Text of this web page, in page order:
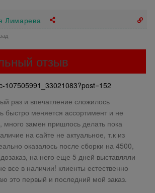
Лимарева
отзыв
107505991_33021083?post=152
раз и впечатление сложилось
быстро меняется ассортимент и не
много замен пришлось делать пока
на сайте не актуальное, т.к из
оказалось после сборки на 4500,
на него еще 5 дней выставляли
все в наличии! клиенты естественно
это первый и последний мой заказ.